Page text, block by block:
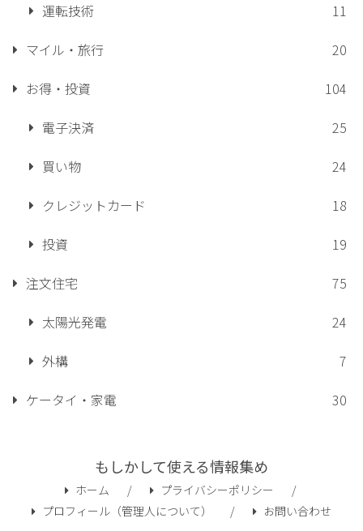
運転技術
11
マイル・旅行
20
お得・投資
104
電子決済
25
買い物
24
クレジットカード
18
投資
19
注文住宅
75
太陽光発電
24
外構
7
ケータイ・家電
30
もしかして使える情報集め
ホーム
プライバシーポリシー
プロフィール（管理人について）
お問い合わせ